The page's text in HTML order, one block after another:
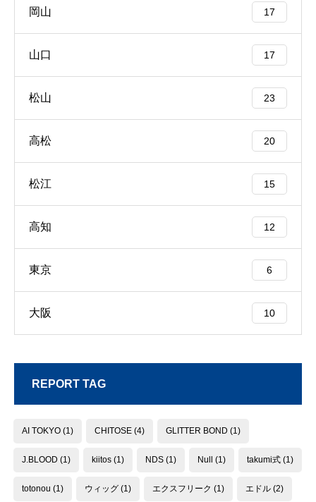
岡山 17
山口 17
松山 23
高松 20
松江 15
高知 12
東京 6
大阪 10
REPORT TAG
AI TOKYO (1) CHITOSE (4) GLITTER BOND (1)
J.BLOOD (1) kiitos (1) NDS (1) Null (1) takumi式 (1)
totonou (1) ウィッグ (1) エクスフリーク (1) エドル (2)